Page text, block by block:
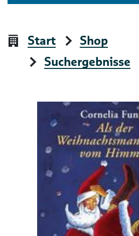
Start
Shop
Suchergebnisse